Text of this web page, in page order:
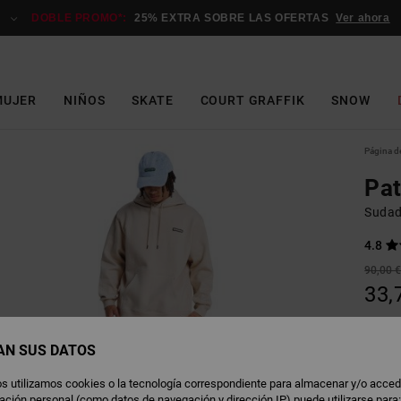
DOBLE PROMO*: 25% EXTRA SOBRE LAS OFERTAS Ver ahora
NIÑOS SKATE COURT GRAFFIK SNOW
Página
4.8
90,00 €
Color
SUS DATOS
utilizamos cookies o la tecnología correspondiente para almacenar y/o